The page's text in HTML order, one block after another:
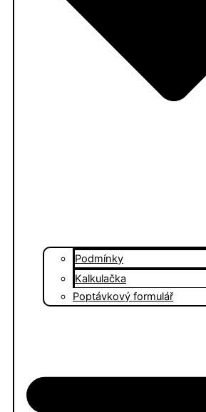
Podmínky
Kalkulačka
Poptávkový formulář